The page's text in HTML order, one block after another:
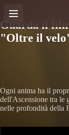
Guarda il
"Oltre il
Ogni anima ha il
dell'Ascensione tra le
nelle profondità della